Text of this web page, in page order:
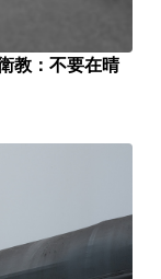
教：不要在晴